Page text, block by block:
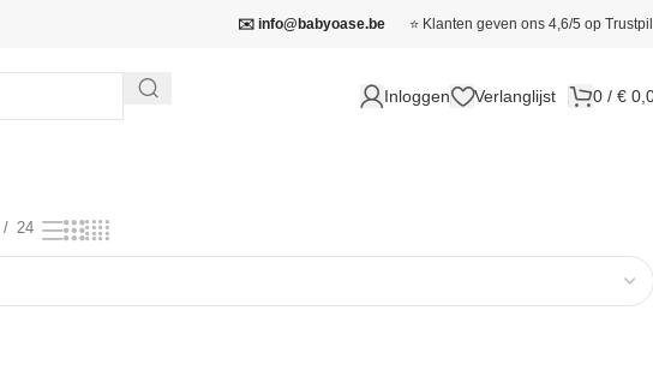
✉️ info@babyoase.be ⭐ Klanten geven ons 4,6/5 op
Inloggen Verlanglijst 0 / €
24